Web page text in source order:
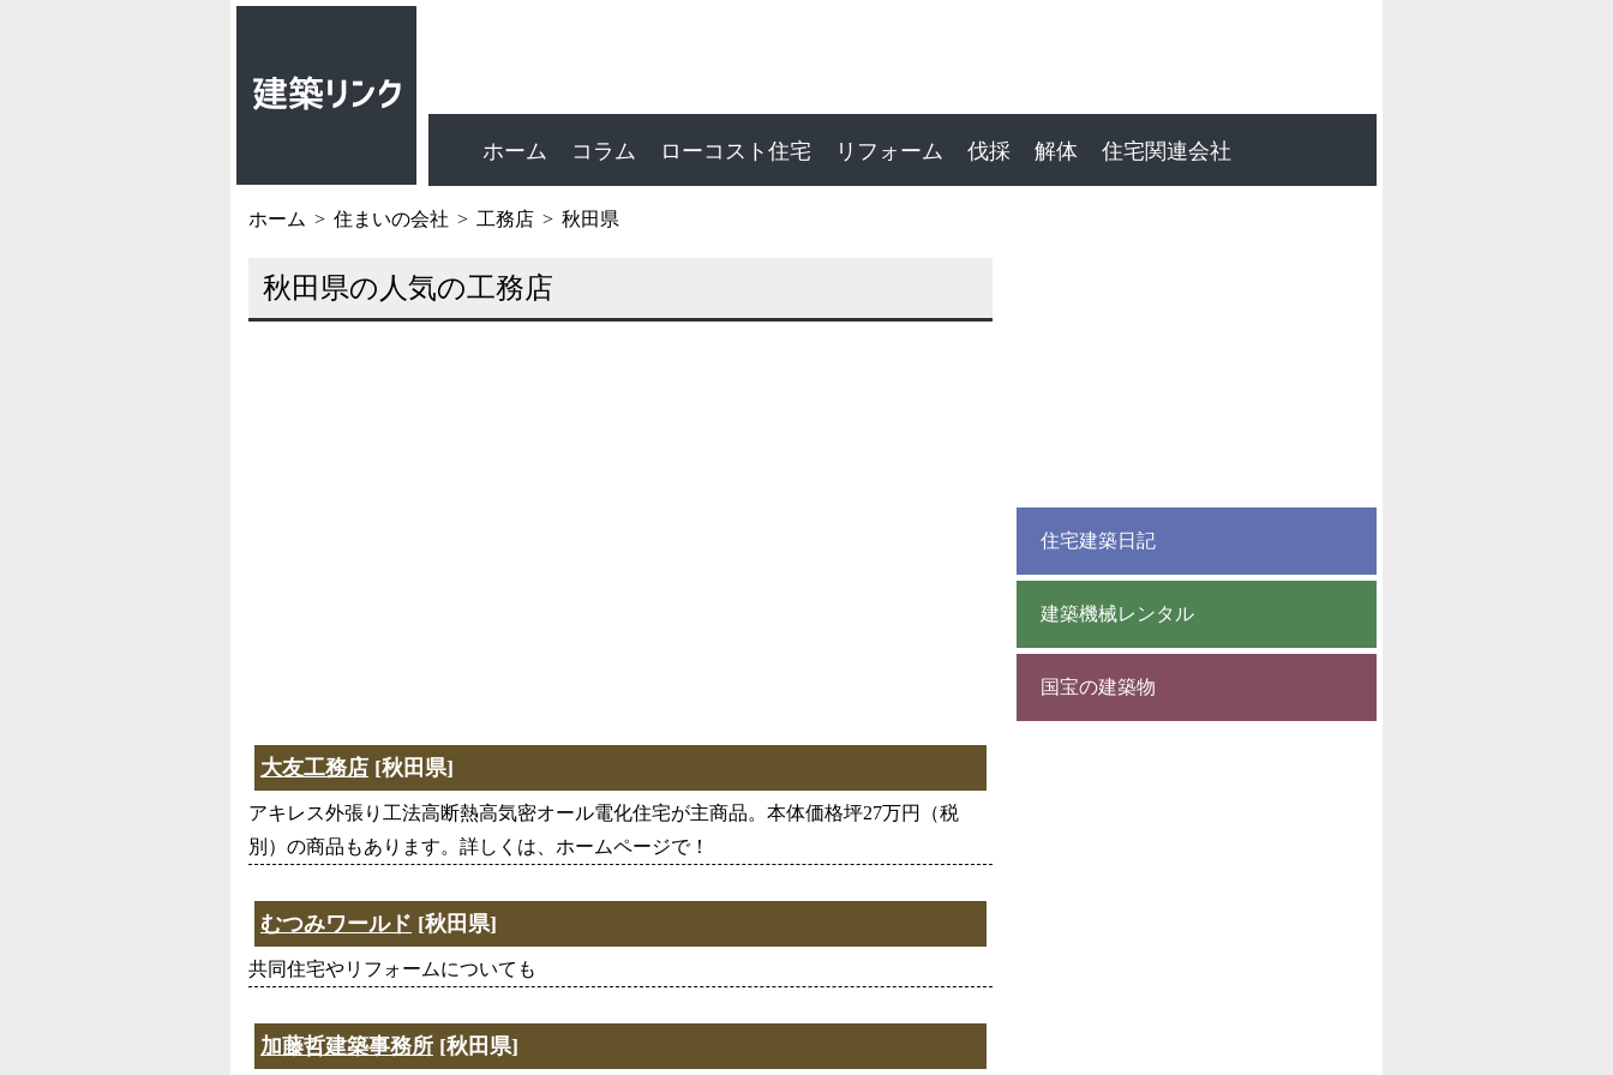
ホーム コラム ローコスト住宅 リフォーム 伐採 解体 住宅関連会社
ホーム 住まいの会社 工務店 秋田県
秋田県の人気の工務店
大友工務店 [秋田県]
アキレス外張り工法高断熱高気密オール電化住宅が主商品。本体価格坪27万円（税
別）の商品もあります。詳しくは、ホームページで！
むつみワールド [秋田県]
共同住宅やリフォームについても
加藤哲建築事務所 [秋田県]
住宅建築日記
建築機械レンタル
国宝の建築物